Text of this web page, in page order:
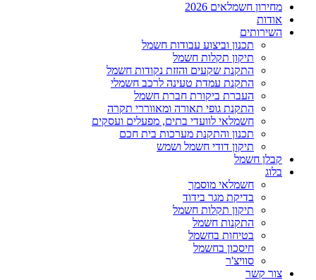
מחירון חשמלאים 2026
אודות
השירותים
תכנון וביצוע עבודות חשמל
תיקון תקלות חשמל
התקנת שקעים והזזת נקודות חשמל
התקנת עמדת טעינה לרכב חשמלי
העברת ביקורת חברת חשמל
התקנת גופי תאורה ומאווררי תקרה
חשמלאי לוועדי בתים, מפעלים ועסקים
תכנון והתקנת מערכות בית חכם
תיקון דודי חשמל ושמש
קבלן חשמל
בלוג
חשמלאי מוסמך
בדיקת מגר בידוד
תיקון תקלות חשמל
התקנות חשמל
בטיחות בחשמל
חיסכון בחשמל
סוויצ'ר
צור קשר